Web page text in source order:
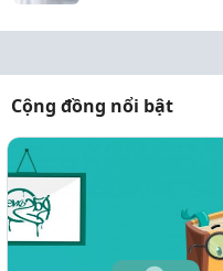
Cộng đồng nổi bật